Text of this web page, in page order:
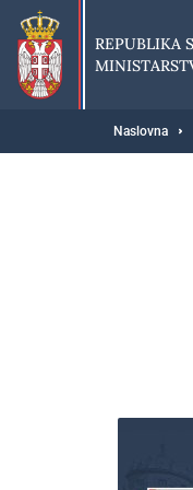
Preskoči
glavni
deo
sadržaja
REPUBLIKA
Naslovna